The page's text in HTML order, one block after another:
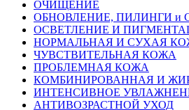
ОЧИЩЕНИЕ
ОБНОВЛЕНИЕ, ПИЛИНГИ и
ОСВЕТЛЕНИЕ И
НОРМАЛЬНАЯ И СУХАЯ
ЧУВСТВИТЕЛЬНАЯ КОЖА
ПРОБЛЕМНАЯ КОЖА
КОМБИНИРОВАННАЯ И
ИНТЕНСИВНОЕ
АНТИВОЗРАСТНОЙ УХОД